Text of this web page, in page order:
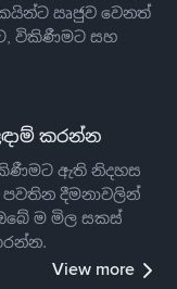
ඍජුව වෙනත්
විකිණීමට සහ
කරන්න
ඇති නිදහස
පවතින දීමනාවලින්
ම මිල සකස්
View more